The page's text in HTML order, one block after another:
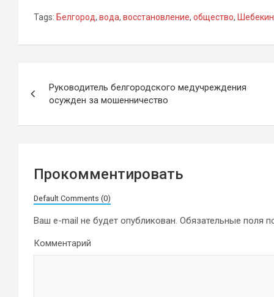
Tags: Белгород, вода, восстановление, общество,
по
записям
Руководитель белгородского медучреждения
осужден за мошенничество
Прокомментировать
Default Comments (0)
Ваш e-mail не будет опубликован. Обязательные поля
Комментарий